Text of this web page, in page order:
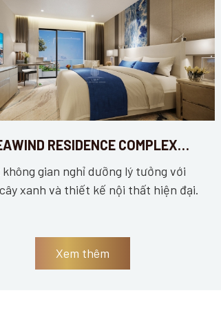
RESIDENCE COMPLEX
BUILDING
không gian nghỉ dưỡng lý tưởng với
xanh và thiết kế nội thất hiện đại.
Xem thêm